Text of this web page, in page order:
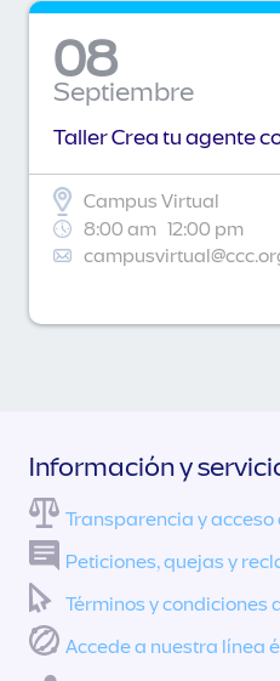
08
Septiembre
Taller Crea tu agente
Campus Virtual
8:00 am 12:00 pm
Información y
Transparencia y
Peticiones, quejas y
Términos y condiciones
Accede a nuestra línea